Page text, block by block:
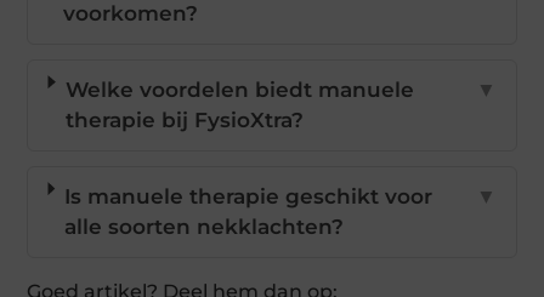
voorkomen?
Welke voordelen biedt manuele
therapie bij FysioXtra?
▼
Is manuele therapie geschikt voor
alle soorten nekklachten?
▼
Goed artikel? Deel hem dan op: